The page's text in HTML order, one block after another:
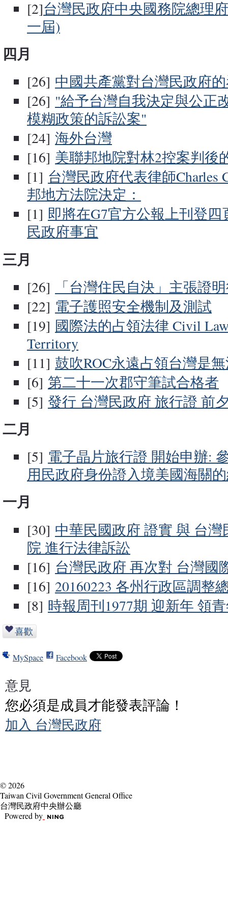
[2]台灣民政府中央國務院總理
一屆)
四月
[26] 中國共產黨對台灣民政府
[26] "給予台灣自我決定與公正
模糊政策的訴訟案"
[24] 海外台灣
[16] 美聯邦地院對林2控案判後
[1] 台灣民政府代表律師Charles
邦地方法院決定：
[1] 即將在G7官方公報上刊登
民政府事宜
三月
[26]
「台灣住民自決」主張證
[22] 電子護照安全機制及測試
[19] 國際法的占領法律 Civil
Territory
[11] 鼓吹ROC永遠占領台灣是
[6] 第二十一次郡守筆試合格者
[5] 發行 台灣民政府 旅行證 前
二月
[5] 電子晶片旅行證 開始申辦:
用民政府身份證入境美國海關
一月
[30] 中華民國政府 證實 與 台
院 進行法律訴訟
[16] 台灣民政府 再次對 台灣國
[16] 20160223 各州行政區調整
[8] 時報周刊1977期 迎新年 領
喜歡
MySpace Facebook
意見
您必須是成員才能發表評論！
加入 台灣民政府
© 2026
Taiwan Civil Government General Office
台灣民政府中央辦公廳
Powered by